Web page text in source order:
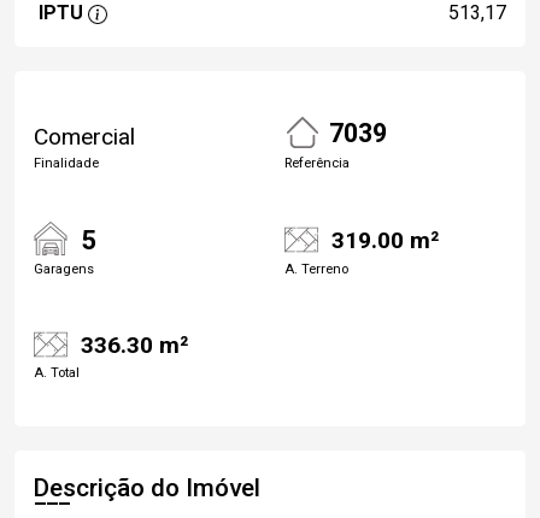
IPTU 513,17
Comercial
Finalidade
7039
Referência
5
Garagens
319.00 m²
A. Terreno
336.30 m²
A. Total
Descrição do Imóvel